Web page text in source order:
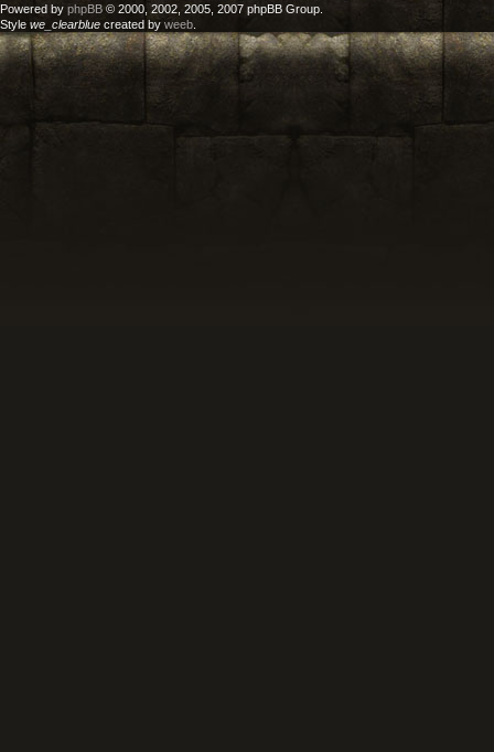
Powered by phpBB © 2000, 2002, 2005, 2007 phpBB Group.
Style we_clearblue created by weeb